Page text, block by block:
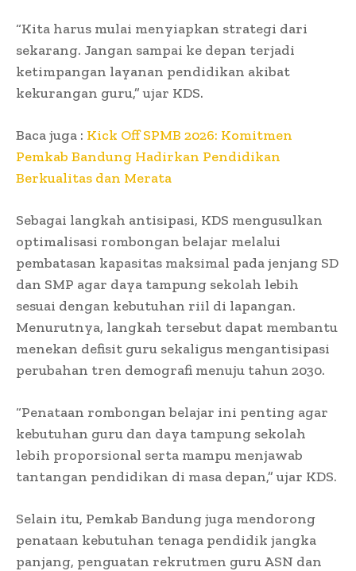
“Kita harus mulai menyiapkan strategi dari
sekarang. Jangan sampai ke depan terjadi
ketimpangan layanan pendidikan akibat
kekurangan guru,” ujar KDS.
Baca juga : Kick Off SPMB 2026: Komitmen
Pemkab Bandung Hadirkan Pendidikan
Berkualitas dan Merata
Sebagai langkah antisipasi, KDS mengusulkan
optimalisasi rombongan belajar melalui
pembatasan kapasitas maksimal pada jenjang SD
dan SMP agar daya tampung sekolah lebih
sesuai dengan kebutuhan riil di lapangan.
Menurutnya, langkah tersebut dapat membantu
menekan defisit guru sekaligus mengantisipasi
perubahan tren demografi menuju tahun 2030.
“Penataan rombongan belajar ini penting agar
kebutuhan guru dan daya tampung sekolah
lebih proporsional serta mampu menjawab
tantangan pendidikan di masa depan,” ujar KDS.
Selain itu, Pemkab Bandung juga mendorong
penataan kebutuhan tenaga pendidik jangka
panjang, penguatan rekrutmen guru ASN dan